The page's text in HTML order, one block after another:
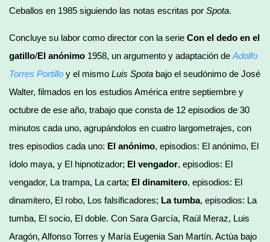
Ceballos en 1985 siguiendo las notas escritas por Spota.
Concluye su labor como director con la serie Con el dedo en el
gatillo/El anónimo 1958, un argumento y adaptación de Adolfo
Torres Portillo y el mismo Luis Spota bajo el seudónimo de José
Walter, filmados en los estudios América entre septiembre y
octubre de ese año, trabajo que consta de 12 episodios de 30
minutos cada uno, agrupándolos en cuatro largometrajes, con
tres episodios cada uno: El anónimo, episodios: El anónimo, El
ídolo maya, y El hipnotizador; El vengador, episodios: El
vengador, La trampa, La carta; El dinamitero, episodios: El
dinamitero, El robo, Los falsificadores; La tumba, episodios: La
tumba, El socio, El doble. Con Sara García, Raúl Meraz, Luis
Aragón, Alfonso Torres y María Eugenia San Martín. Actúa bajo